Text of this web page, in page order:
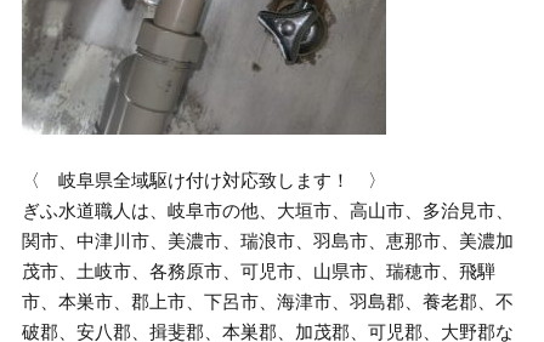
〈 岐阜県全域駆け付け対応致します！ 〉
ぎふ水道職人は、岐阜市の他、大垣市、高山市、多治見市、
関市、中津川市、美濃市、瑞浪市、羽島市、恵那市、美濃加
茂市、土岐市、各務原市、可児市、山県市、瑞穂市、飛騨
市、本巣市、郡上市、下呂市、海津市、羽島郡、養老郡、不
破郡、安八郡、揖斐郡、本巣郡、加茂郡、可児郡、大野郡な